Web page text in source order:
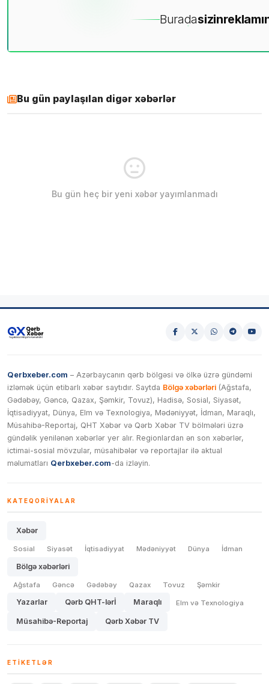
Buradasizin
Bu gün paylaşılan digər xəbərlər
Bu gün heç bir yeni xəbər yayımlanmadı
Qerbxeber.com – Azərbaycanın qərb bölgəsi və ölkə üzrə gündəmi
izləmək üçün etibarlı xəbər saytıdır. Saytda Bölgə xəbərləri (Ağstafa,
Gədəbəy, Gəncə, Qazax, Şəmkir, Tovuz), Hadisə, Sosial, Siyasət,
İqtisadiyyat, Dünya, Elm və Texnologiya, Mədəniyyət, İdman, Maraqlı,
Müsahibə-Reportaj, QHT Xəbər və Qərb Xəbər TV bölmələri üzrə
gündəlik yenilənən xəbərlər yer alır. Regionlardan ən son xəbərlər,
ictimai-sosial mövzular, müsahibələr və reportajlar ilə aktual
məlumatları Qerbxeber.com-da izləyin.
KATEQORIYALAR
Xəbər
Sosial Siyasət İqtisadiyyat Mədəniyyət Dünya İdman
Bölgə xəbərləri
Ağstafa Gəncə Gədəbəy Qazax Tovuz Şəmkir
Yazarlar Qərb QHT-lərİ Maraqlı Elm və Texnologiya
Müsahibə-Reportaj Qərb Xəbər TV
ETIKETLƏR